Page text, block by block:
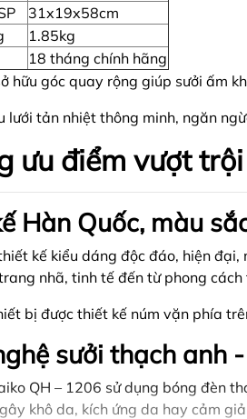
31x19x58cm
1.85kg
18 tháng chính hãng
hữu góc quay rộng giúp sưởi ấm
lưới tản nhiệt thông minh, ngăn
ưu điểm vượt
Hàn Quốc, màu
kế kiểu dáng độc đáo, hiện
nhã, tinh tế đến từ phong
bị được thiết kế núm vặn phía
sưởi thạch anh
QH – 1206 sử dụng bóng đèn
khô da, kích ứng da hay cảm